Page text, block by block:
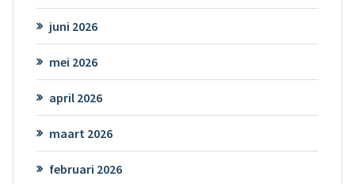
juni 2026
mei 2026
april 2026
maart 2026
februari 2026